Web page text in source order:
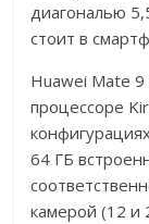
диагональю
стоит в
Huawei Mate
процессоре
64 ГБ
камерой (12 и